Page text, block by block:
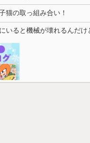
猫の取っ組み合い！
いると機械が壊れるんだけ